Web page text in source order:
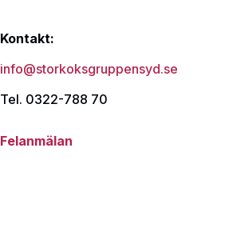
Kontakt:
info@storkoksgruppensyd.se
Tel. 0322-788 70
Felanmälan